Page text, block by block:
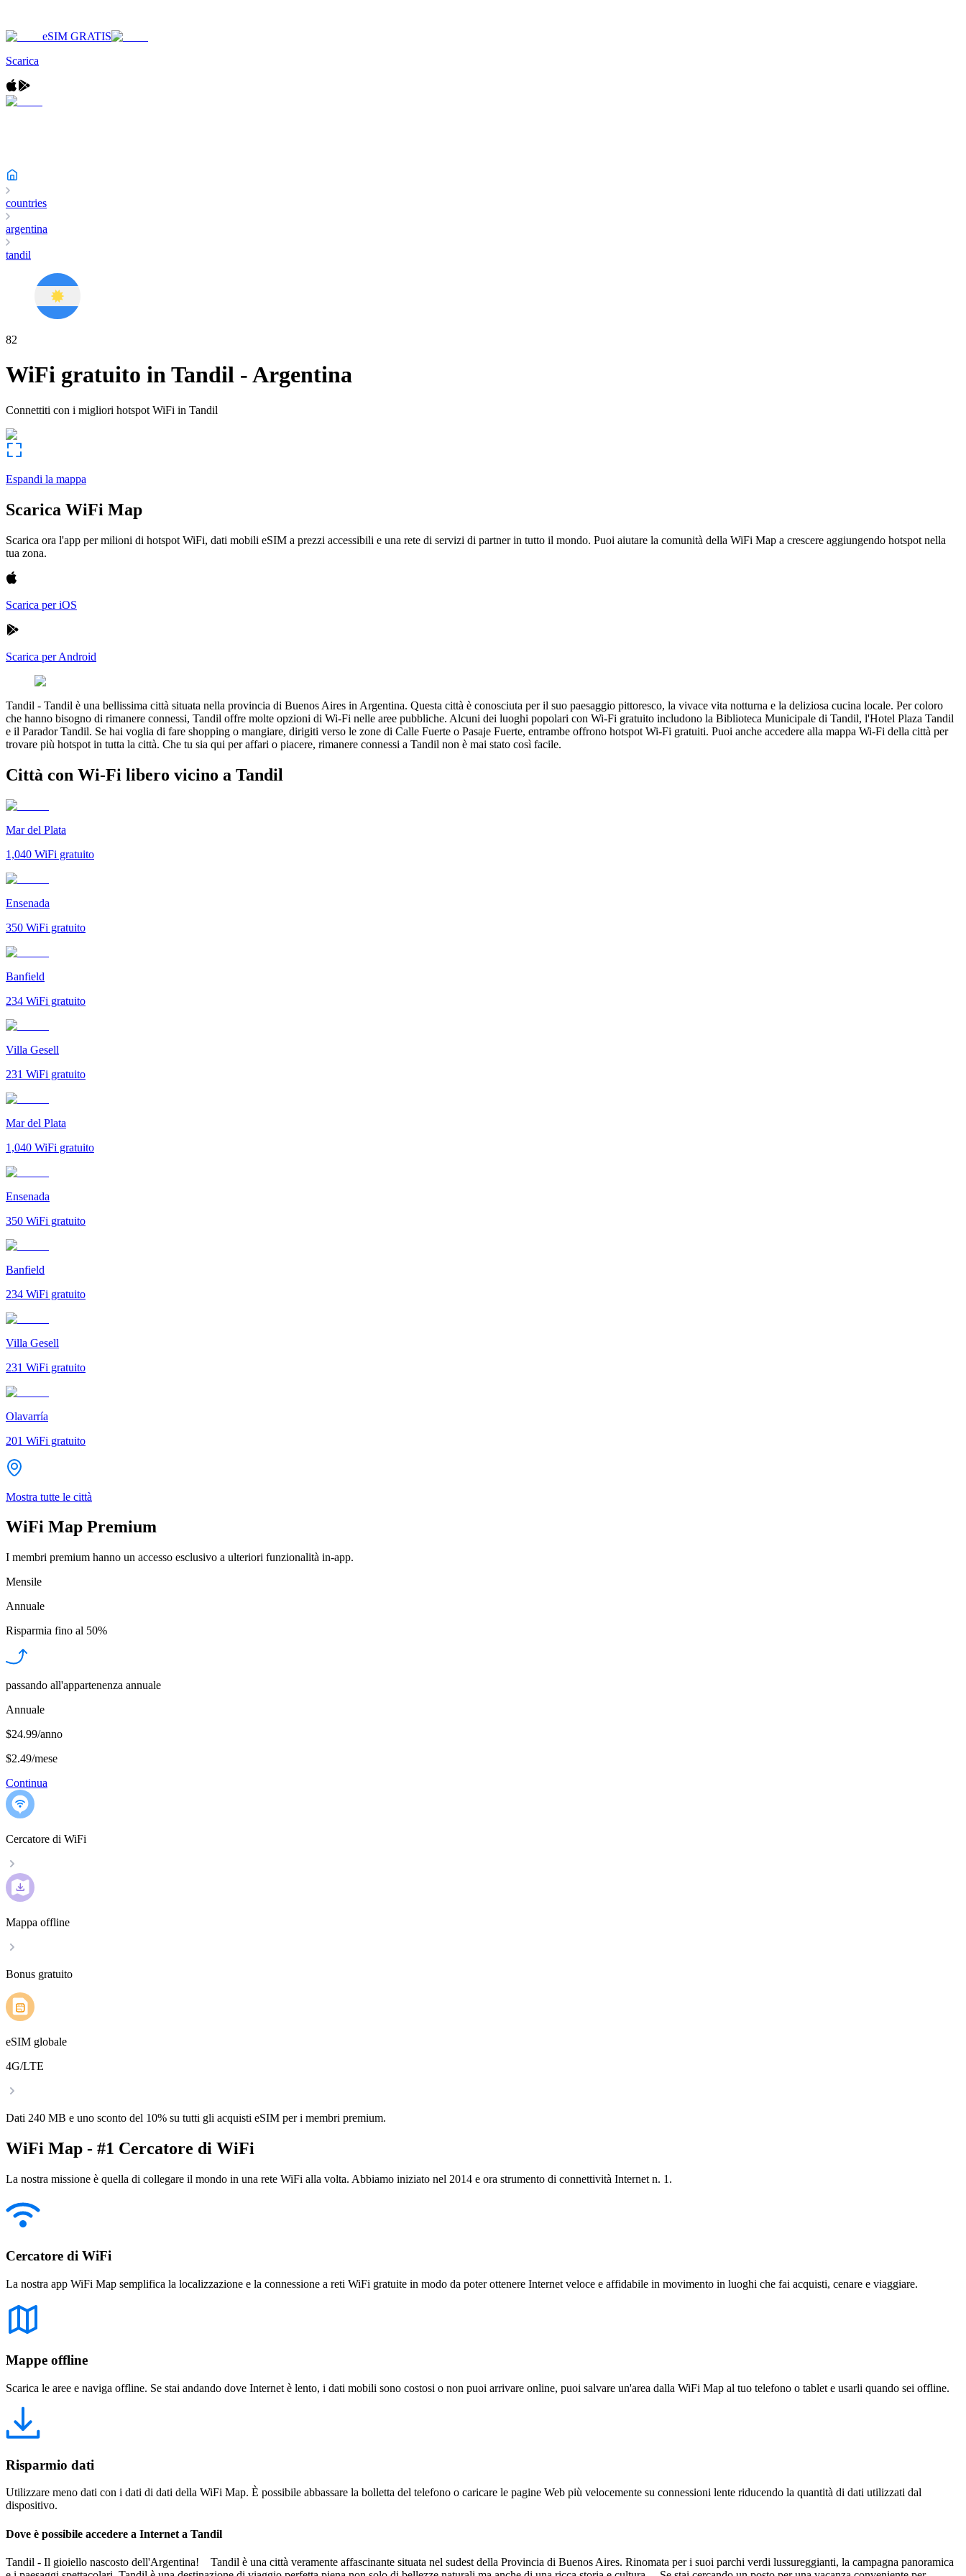
eSIM GRATIS
Scarica
countries
argentina
tandil
82
WiFi gratuito inTandil -Argentina
Connettiti con i migliori hotspot WiFi in Tandil
Espandi la mappa
Scarica WiFi Map
Scarica ora l'app per milioni di hotspot WiFi, dati mobili eSIM a prezzi accessibili e una rete di servizi di partner in tutto il mondo. Puoi aiutare la comunità della WiFi Map a crescere aggiungendo hotspot nella
tua zona.
Scarica per iOS
Scarica per Android
Tandil - Tandil è una bellissima città situata nella provincia di Buenos Aires in Argentina. Questa città è conosciuta per il suo paesaggio pittoresco, la vivace vita notturna e la deliziosa cucina locale. Per coloro
che hanno bisogno di rimanere connessi, Tandil offre molte opzioni di Wi-Fi nelle aree pubbliche. Alcuni dei luoghi popolari con Wi-Fi gratuito includono la Biblioteca Municipale di Tandil, l'Hotel Plaza Tandil
e il Parador Tandil. Se hai voglia di fare shopping o mangiare, dirigiti verso le zone di Calle Fuerte o Pasaje Fuerte, entrambe offrono hotspot Wi-Fi gratuiti. Puoi anche accedere alla mappa Wi-Fi della città per
trovare più hotspot in tutta la città. Che tu sia qui per affari o piacere, rimanere connessi a Tandil non è mai stato così facile.
Città con Wi-Fi libero vicino a Tandil
Mar del Plata
1,040 WiFi gratuito
Ensenada
350 WiFi gratuito
Banfield
234 WiFi gratuito
Villa Gesell
231 WiFi gratuito
Mar del Plata
1,040 WiFi gratuito
Ensenada
350 WiFi gratuito
Banfield
234 WiFi gratuito
Villa Gesell
231 WiFi gratuito
Olavarría
201 WiFi gratuito
Mostra tutte le città
WiFi Map Premium
I membri premium hanno un accesso esclusivo a ulteriori funzionalità in-app.
Mensile
Annuale
Risparmia fino al 50%
passando all'appartenenza annuale
Annuale
$24.99/anno
$2.49/mese
Continua
Cercatore di WiFi
Mappa offline
Bonus gratuito
eSIM globale
4G/LTE
Dati 240 MB e uno sconto del 10% su tutti gli acquisti eSIM per i membri premium.
WiFi Map - #1 Cercatore di WiFi
La nostra missione è quella di collegare il mondo in una rete WiFi alla volta. Abbiamo iniziato nel 2014 e ora strumento di connettività Internet n. 1.
Cercatore di WiFi
La nostra app WiFi Map semplifica la localizzazione e la connessione a reti WiFi gratuite in modo da poter ottenere Internet veloce e affidabile in movimento in luoghi che fai acquisti, cenare e viaggiare.
Mappe offline
Scarica le aree e naviga offline. Se stai andando dove Internet è lento, i dati mobili sono costosi o non puoi arrivare online, puoi salvare un'area dalla WiFi Map al tuo telefono o tablet e usarli quando sei offline.
Risparmio dati
Utilizzare meno dati con i dati di dati della WiFi Map. È possibile abbassare la bolletta del telefono o caricare le pagine Web più velocemente su connessioni lente riducendo la quantità di dati utilizzati dal
dispositivo.
Dove è possibile accedere a Internet a Tandil
Tandil - Il gioiello nascosto dell'Argentina! Tandil è una città veramente affascinante situata nel sudest della Provincia di Buenos Aires. Rinomata per i suoi parchi verdi lussureggianti, la campagna panoramica